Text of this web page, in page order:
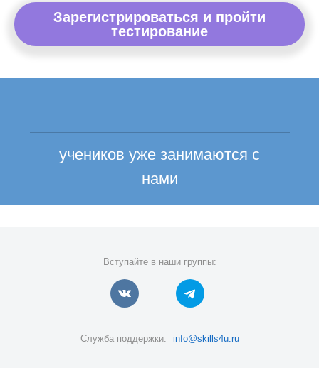
Зарегистрироваться и пройти
тестирование
учеников уже занимаются с
нами
Вступайте в наши группы:
Служба поддержки: info@skills4u.ru